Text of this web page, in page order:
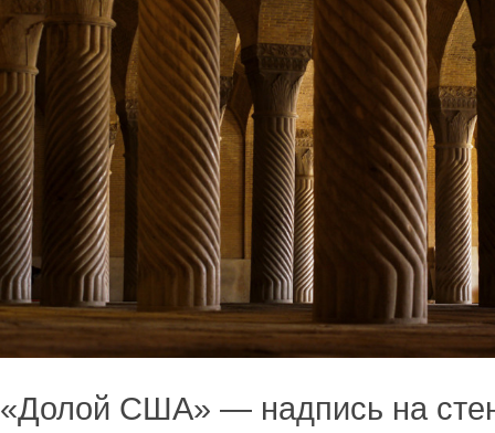
«Долой США» — надпись на